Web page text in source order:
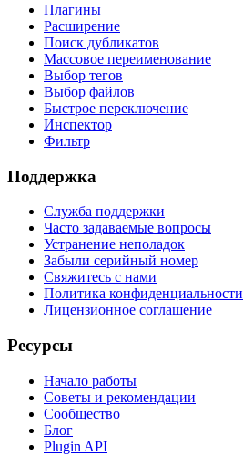
Плагины
Расширение
Поиск дубликатов
Массовое переименование
Выбор тегов
Выбор файлов
Быстрое переключение
Инспектор
Фильтр
Поддержка
Служба поддержки
Часто задаваемые вопросы
Устранение неполадок
Забыли серийный номер
Свяжитесь с нами
Политика конфиденциальности
Лицензионное соглашение
Ресурсы
Начало работы
Советы и рекомендации
Сообщество
Блог
Plugin API